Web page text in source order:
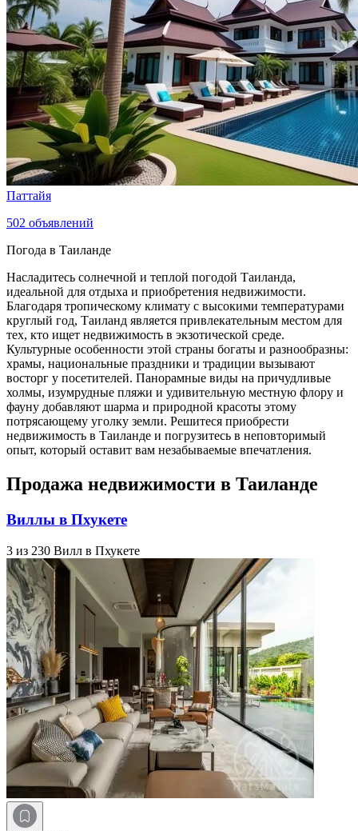
Паттайя
502 объявлений
Погода в Таиланде
Насладитесь солнечной и теплой погодой Таиланда,
идеальной для отдыха и приобретения недвижимости.
Благодаря тропическому климату с высокими температурами
круглый год, Таиланд является привлекательным местом для
тех, кто ищет недвижимость в экзотической среде.
Культурные особенности этой страны богаты и разнообразны:
храмы, национальные праздники и традиции вызывают
восторг у посетителей. Панорамные виды на причудливые
холмы, изумрудные пляжи и удивительную местную флору и
фауну добавляют шарма и природной красоты этому
потрясающему уголку земли. Решитеся приобрести
недвижимость в Таиланде и погрузитесь в неповторимый
опыт, который оставит вам незабываемые впечатления.
Продажа недвижимости в Таиланде
Виллы в Пхукете
3 из 230 Вилл в Пхукете